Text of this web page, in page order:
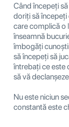
Când începeți
doriți să începeți
care complică o
înseamnă
îmbogăți
să începeți să
întrebați ce este
să vă
Nu este niciun
constantă este